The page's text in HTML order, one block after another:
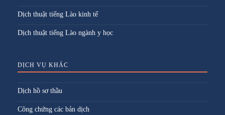
Dịch thuật tiếng Lào kinh tế
Dịch thuật tiếng Lào ngành y học
DỊCH VỤ KHÁC
Dịch hồ sơ thầu
Công chứng các bản dịch